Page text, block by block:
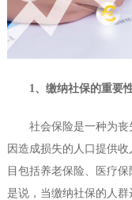
1、缴纳社保的重要
社会保险是一种为丧
因造成损失的人口提供
目包括养老保险、医疗
是说，当缴纳社保的人